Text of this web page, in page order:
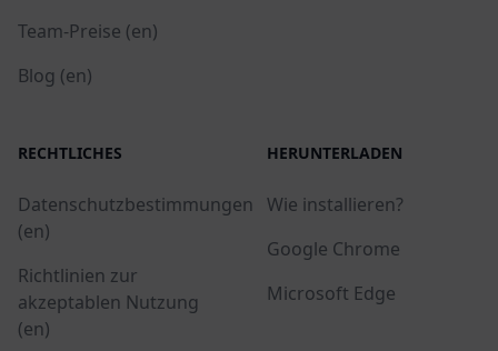
Team-Preise (en)
Blog (en)
RECHTLICHES
Datenschutzbestimmungen
(en)
Richtlinien zur
akzeptablen Nutzung
(en)
HERUNTERLADEN
Wie installieren?
Google Chrome
Microsoft Edge